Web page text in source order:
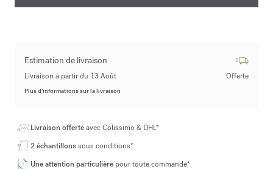
Estimation de livraison
Livraison à partir du 13 Août Offerte
Plus d’informations sur la livraison
Livraison offerteavec Colissimo & DHL*
2 échantillonssous conditions*
Une attention particulière pour toute commande*